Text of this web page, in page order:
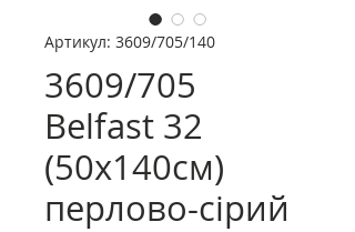
Артикул: 3609/705/140
3609/705
Belfast 32
(50х140см)
перлово-сірий